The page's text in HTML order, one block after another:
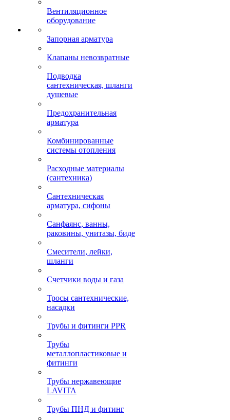
Вентиляционное
оборудование
Запорная арматура
Клапаны невозвратные
Подводка
сантехническая, шланги
душевые
Предохранительная
арматура
Комбинированные
системы отопления
Расходные материалы
(сантехника)
Сантехническая
арматура, сифоны
Санфаянс, ванны,
раковины, унитазы, биде
Смесители, лейки,
шланги
Счетчики воды и газа
Тросы сантехнические,
насадки
Трубы и фитинги PPR
Трубы
металлопластиковые и
фитинги
Трубы нержавеющие
LAVITA
Трубы ПНД и фитинг